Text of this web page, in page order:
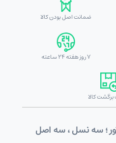
ضمانت اصل بودن کالا
7 روز هفته 24 ساعته
کالا
؛ سه نسل ، سه اصل